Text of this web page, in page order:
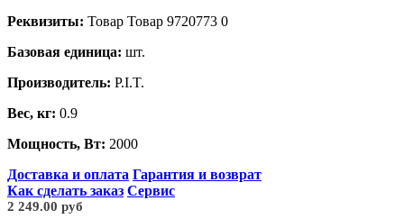
Реквизиты: Товар Товар 9720773 0
Базовая единица: шт.
Производитель: P.I.T.
Вес, кг: 0.9
Мощность, Вт: 2000
Доставка и оплата Гарантия и возврат
Как сделать заказ Сервис
2 249.00 руб